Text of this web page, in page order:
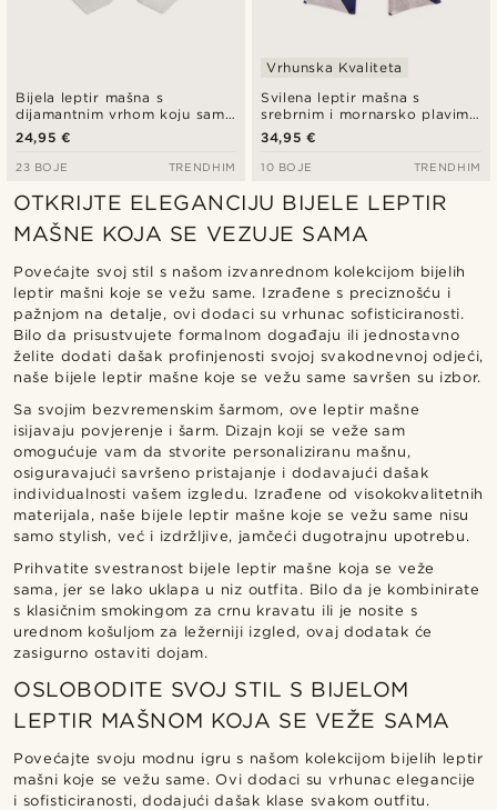
Bijela leptir mašna s
dijamantnim vrhom koju sami
zavežete
24,95 €
23 BOJE TRENDHIM
Svilena leptir mašna s
srebrnim i mornarsko plavim
prugama za vezanje
Vrhunska Kvaliteta
34,95 €
10 BOJE TRENDHIM
OTKRIJTE ELEGANCIJU BIJELE LEPTIR
MAŠNE KOJA SE VEZUJE SAMA
Povećajte svoj stil s našom izvanrednom kolekcijom bijelih
leptir mašni koje se vežu same. Izrađene s preciznošću i
pažnjom na detalje, ovi dodaci su vrhunac sofisticiranosti.
Bilo da prisustvujete formalnom događaju ili jednostavno
želite dodati dašak profinjenosti svojoj svakodnevnoj odjeći,
naše bijele leptir mašne koje se vežu same savršen su izbor.
Sa svojim bezvremenskim šarmom, ove leptir mašne
isijavaju povjerenje i šarm. Dizajn koji se veže sam
omogućuje vam da stvorite personaliziranu mašnu,
osiguravajući savršeno pristajanje i dodavajući dašak
individualnosti vašem izgledu. Izrađene od visokokvalitetnih
materijala, naše bijele leptir mašne koje se vežu same nisu
samo stylish, već i izdržljive, jamčeći dugotrajnu upotrebu.
Prihvatite svestranost bijele leptir mašne koja se veže
sama, jer se lako uklapa u niz outfita. Bilo da je kombinirate
s klasičnim smokingom za crnu kravatu ili je nosite s
urednom košuljom za ležerniji izgled, ovaj dodatak će
zasigurno ostaviti dojam.
OSLOBODITE SVOJ STIL S BIJELOM
LEPTIR MAŠNOM KOJA SE VEŽE SAMA
Povećajte svoju modnu igru s našom kolekcijom bijelih leptir
mašni koje se vežu same. Ovi dodaci su vrhunac elegancije
i sofisticiranosti, dodajući dašak klase svakom outfitu.